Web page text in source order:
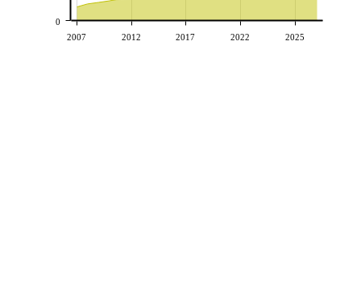
2007 2012 2017 2022 2025
0